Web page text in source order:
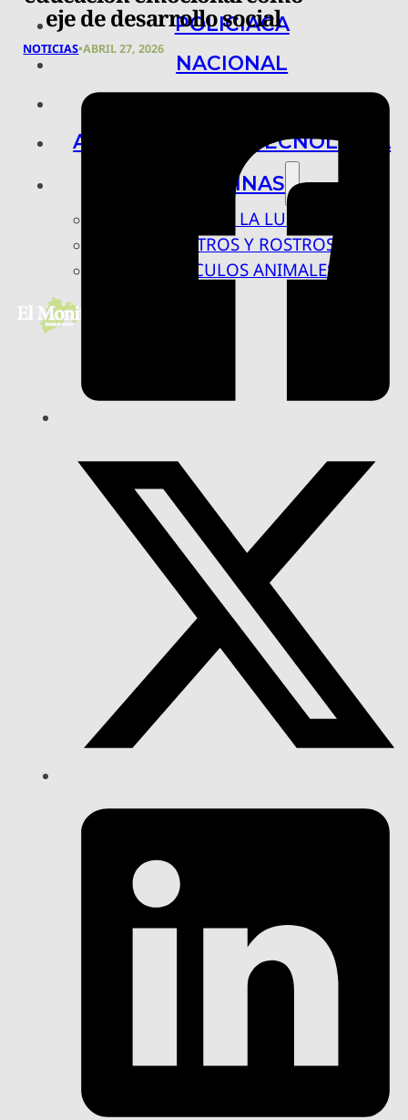
POLICIACA
NACIONAL
ARTE, CIENCIA Y TECNOLOGÍA
COLUMNAS
BAJO LA LUPA
RASTROS Y ROSTROS
VÍNCULOS ANIMALES
eje de desarrollo social
NOTICIAS•ABRIL 27, 2026